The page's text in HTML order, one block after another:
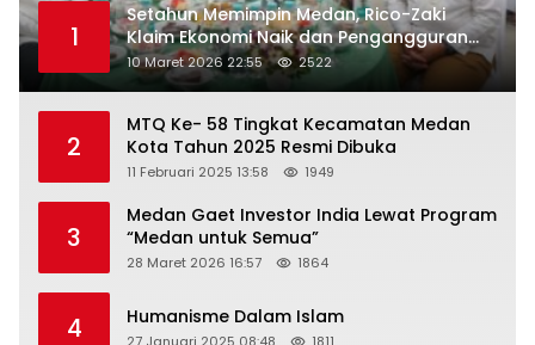
1
Setahun Memimpin Medan, Rico-Zaki
Klaim Ekonomi Naik dan Pengangguran
Turun
10 Maret 2026 22:55 2522
2
MTQ Ke- 58 Tingkat Kecamatan Medan
Kota Tahun 2025 Resmi Dibuka
11 Februari 2025 13:58 1949
3
Medan Gaet Investor India Lewat Program
“Medan untuk Semua”
28 Maret 2026 16:57 1864
4 Humanisme Dalam Islam